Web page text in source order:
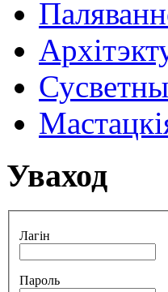
Уваход
Лагін
Пароль